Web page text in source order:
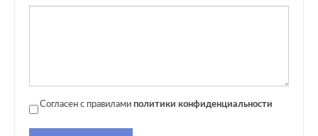
Согласен с правилами политики конфиденциальности